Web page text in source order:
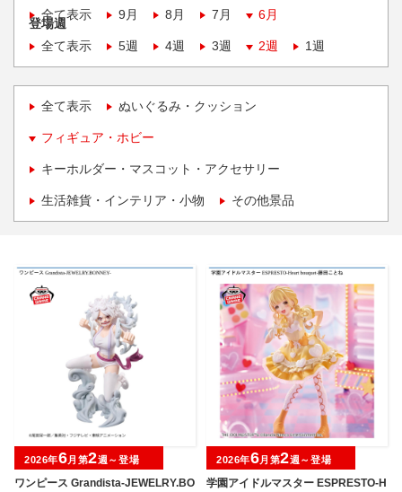
全て表示
9月 8月 7月 6月
登場週
全て表示
5週 4週 3週 2週 1週
全て表示 ぬいぐるみ・クッション
フィギュア・ホビー
キーホルダー・マスコット・アクセサリー
生活雑貨・インテリア・小物 その他景品
ワンピース Grandista-JEWELRY.BO
2026年6月第2週～登場
学園アイドルマスター ESPRESTO-H
2026年6月第2週～登場